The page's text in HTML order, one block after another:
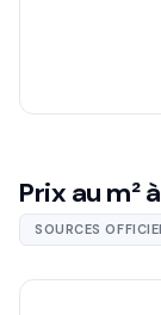
Prix au m²
SOURCES